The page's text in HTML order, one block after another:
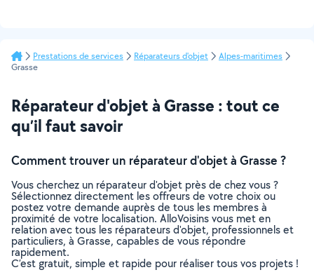
Prestations de services Réparateurs d'objet
Alpes-maritimes
Grasse
Réparateur d'objet à Grasse : tout ce
qu’il faut savoir
Comment trouver un réparateur d'objet à Grasse ?
Vous cherchez un réparateur d'objet près de chez vous ?
Sélectionnez directement les offreurs de votre choix ou
postez votre demande auprès de tous les membres à
proximité de votre localisation. AlloVoisins vous met en
relation avec tous les réparateurs d'objet, professionnels et
particuliers, à Grasse, capables de vous répondre
rapidement.
C’est gratuit, simple et rapide pour réaliser tous vos projets !